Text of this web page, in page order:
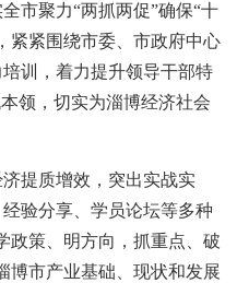
市聚力“两抓两促”确保“十
紧紧围绕市委、市政府中心
训，着力提升领导干部特
领，切实为淄博经济社会
提质增效，突出实战实
验分享、学员论坛等多种
政策、明方向，抓重点、破
博市产业基础、现状和发展